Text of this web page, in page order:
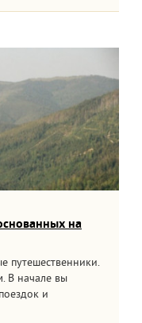
на
путешественники.
В начале вы
и